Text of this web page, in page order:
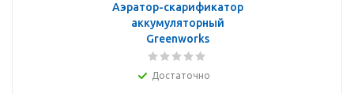
Аэратор-скарификатор
аккумуляторный
Greenworks
Достаточно